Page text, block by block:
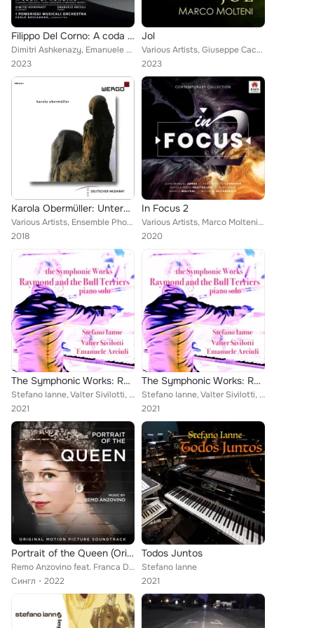
Filippo Del Corno: A coda di rondine (Clarinet Concerto, Piano Concerto, Symphonic Works)
Dimitri Ashkenazy, Emanuele Arciuli, Carlo Boccadoro, I Pomeriggi Musicali Orchestra
2023
Jol
Various Artists, Giuseppe Cacciola, Anna D'Errico, Giovanni Battista Mazza, Lucia D'Errico, Alfonso Alberti, NewFlow Duo, Andrea...
2023
Karola Obermüller: Untergegangen der Mond
Various Artists, Ensemble Phorminx, Emanuele Arciuli, Camilla Hoitenga, Daniel Lippel, Ensemble Modern, Kai Wessel, Neue Vocalso...
2018
In Focus 2
Various Artists, Marco Molteni, Per Christian Arnesen, Nicola Fumo Frattegiani, Shuying Li, Michael Seltenreich, Juan Manuel Abr...
2020
The Symphonic Works: Raymond and the Bull Terriers (Remastered)
Stefano Ianne, Valter Sivilotti, Emanuele Arciuli
2021
The Symphonic Works: Raymond and the Bull Terriers (Remastered)
Stefano Ianne, Valter Sivilotti, Emanuele Arciuli
2021
Portrait of the Queen (Original Motion Picture Soundtrack)
Remo Anzovino feat. Franca Drioli, Orchestra dell'Accademia Musicale Naonis, Valter Sivilotti
Сингл
2022
Todos Juntos
Stefano Ianne
2021